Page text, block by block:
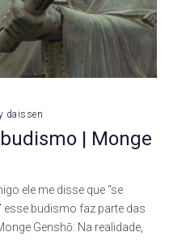
daissen
| Monge
ele me disse que “se
esse budismo faz parte das
Genshō: Na realidade,